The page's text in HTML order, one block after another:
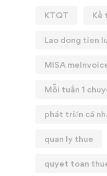
KTQT Kế
Lao dong tien
MISA
Mỗi tuần 1
phát triển cá
quan ly thue
quyet toan